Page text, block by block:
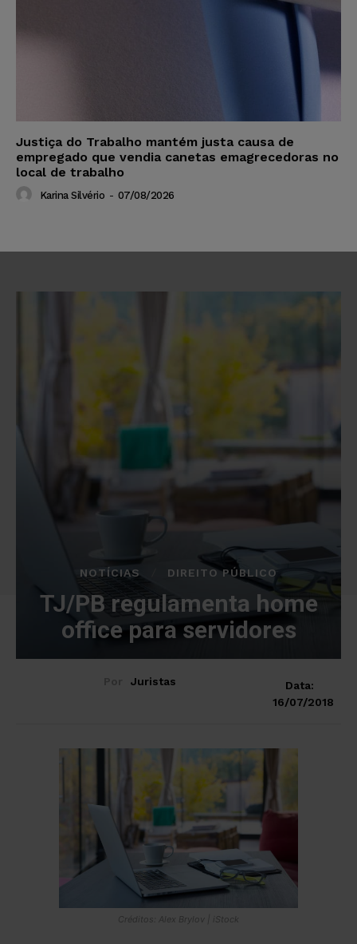
Justiça do Trabalho mantém justa causa de
empregado que vendia canetas emagrecedoras no
local de trabalho
Karina Silvério - 07/08/2026